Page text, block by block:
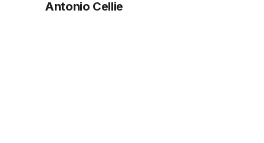
Antonio Cellie